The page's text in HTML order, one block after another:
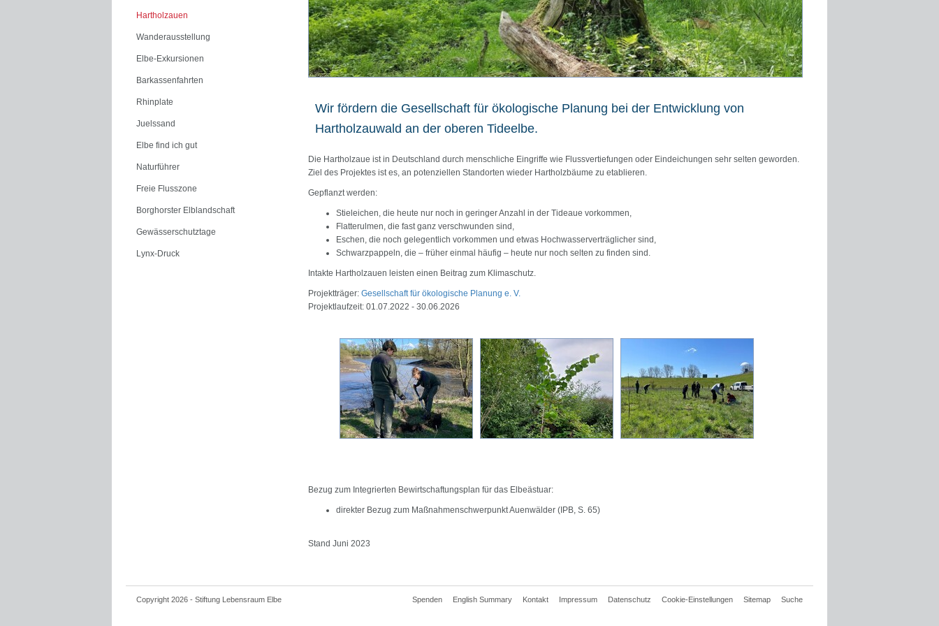
Hartholzauen
Wanderausstellung
Elbe-Exkursionen
Barkassenfahrten
Rhinplate
Juelssand
Elbe find ich gut
Naturführer
Freie Flusszone
Borghorster Elblandschaft
Gewässerschutztage
Lynx-Druck
Wir fördern die Gesellschaft für ökologische Planung bei der Entwicklung von
Hartholzauwald an der oberen Tideelbe.
Die Hartholzaue ist in Deutschland durch menschliche Eingriffe wie Flussvertiefungen oder Eindeichungen sehr selten geworden.
Ziel des Projektes ist es, an potenziellen Standorten wieder Hartholzbäume zu etablieren.
Gepflanzt werden:
Stieleichen, die heute nur noch in geringer Anzahl in der Tideaue vorkommen,
Flatterulmen, die fast ganz verschwunden sind,
Eschen, die noch gelegentlich vorkommen und etwas Hochwasserverträglicher sind,
Schwarzpappeln, die – früher einmal häufig – heute nur noch selten zu finden sind.
Intakte Hartholzauen leisten einen Beitrag zum Klimaschutz.
Projektträger: Gesellschaft für ökologische Planung e. V.
Projektlaufzeit: 01.07.2022 - 30.06.2026
Bezug zum Integrierten Bewirtschaftungsplan für das Elbeästuar:
direkter Bezug zum Maßnahmenschwerpunkt Auenwälder (IPB, S. 65)
Stand Juni 2023
Copyright 2026 - Stiftung Lebensraum Elbe Spenden English Summary Kontakt Impressum Datenschutz Cookie-Einstellungen Sitemap Suche